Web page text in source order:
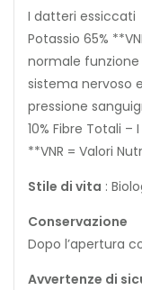
I datteri essiccati
Potassio 65%
normale
sistema nervoso
pressione
10% Fibre Totali
**VNR = Valori
Stile di vita :
Conservazione
Dopo l’apertura
Avvertenze di